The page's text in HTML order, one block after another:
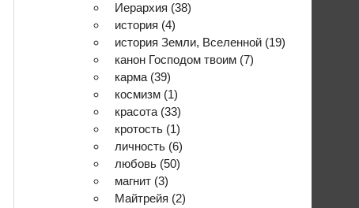
Иерархия (38)
история (4)
история Земли, Вселенной (19)
канон Господом твоим (7)
карма (39)
космизм (1)
красота (33)
кротость (1)
личность (6)
любовь (50)
магнит (3)
Майтрейя (2)